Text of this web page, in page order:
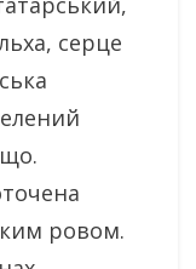
серце
ровом.